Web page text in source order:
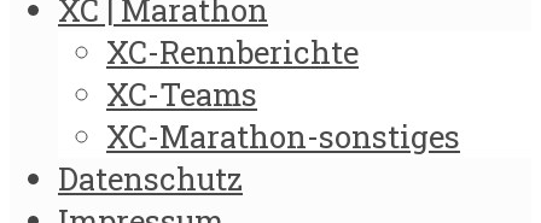
XC | Marathon
XC-Rennberichte
XC-Teams
XC-Marathon-sonstiges
Datenschutz